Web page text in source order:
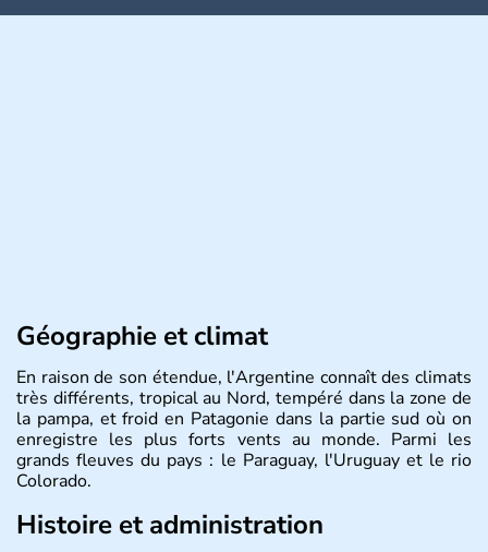
Géographie et climat
En raison de son étendue, l'Argentine connaît des climats
très différents, tropical au Nord, tempéré dans la zone de
la pampa, et froid en Patagonie dans la partie sud où on
enregistre les plus forts vents au monde. Parmi les
grands fleuves du pays : le Paraguay, l'Uruguay et le rio
Colorado.
Histoire et administration